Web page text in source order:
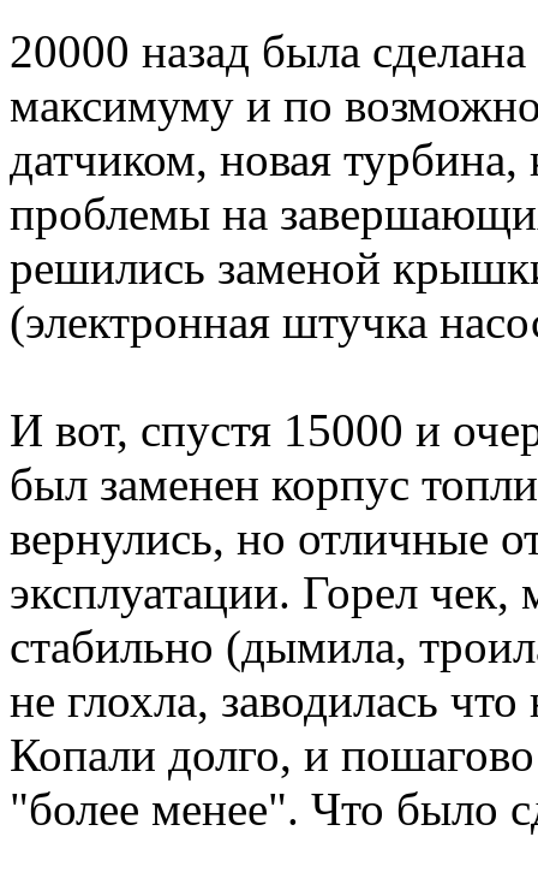
20000 назад была
максимуму и по
датчиком, новая
проблемы на
решились заменой
(электронная штучка
И вот, спустя 15000 и
был заменен корпус
вернулись, но отличные
эксплуатации. Горел
стабильно (дымила,
не глохла, заводилась
Копали долго, и
"более менее". Что было